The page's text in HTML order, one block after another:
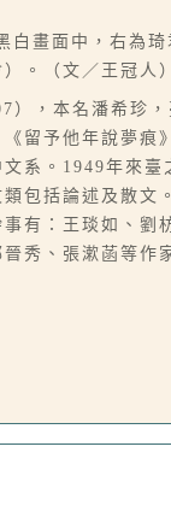
白畫面中，右為
。（文／王冠人）
，本名潘希珍
留予他年說夢
系。1949年來
包括論述及散
有：王琰如、
秀、張漱菡等作